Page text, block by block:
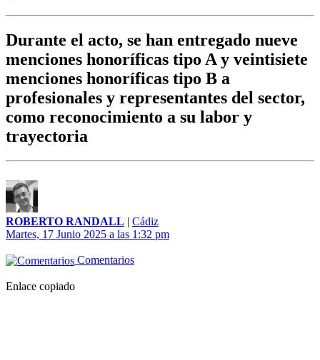
Durante el acto, se han entregado nueve
menciones honoríficas tipo A y veintisiete
menciones honoríficas tipo B a
profesionales y representantes del sector,
como reconocimiento a su labor y
trayectoria
ROBERTO RANDALL | Cádiz
Martes, 17 Junio 2025 a las 1:32 pm
Comentarios
Enlace copiado